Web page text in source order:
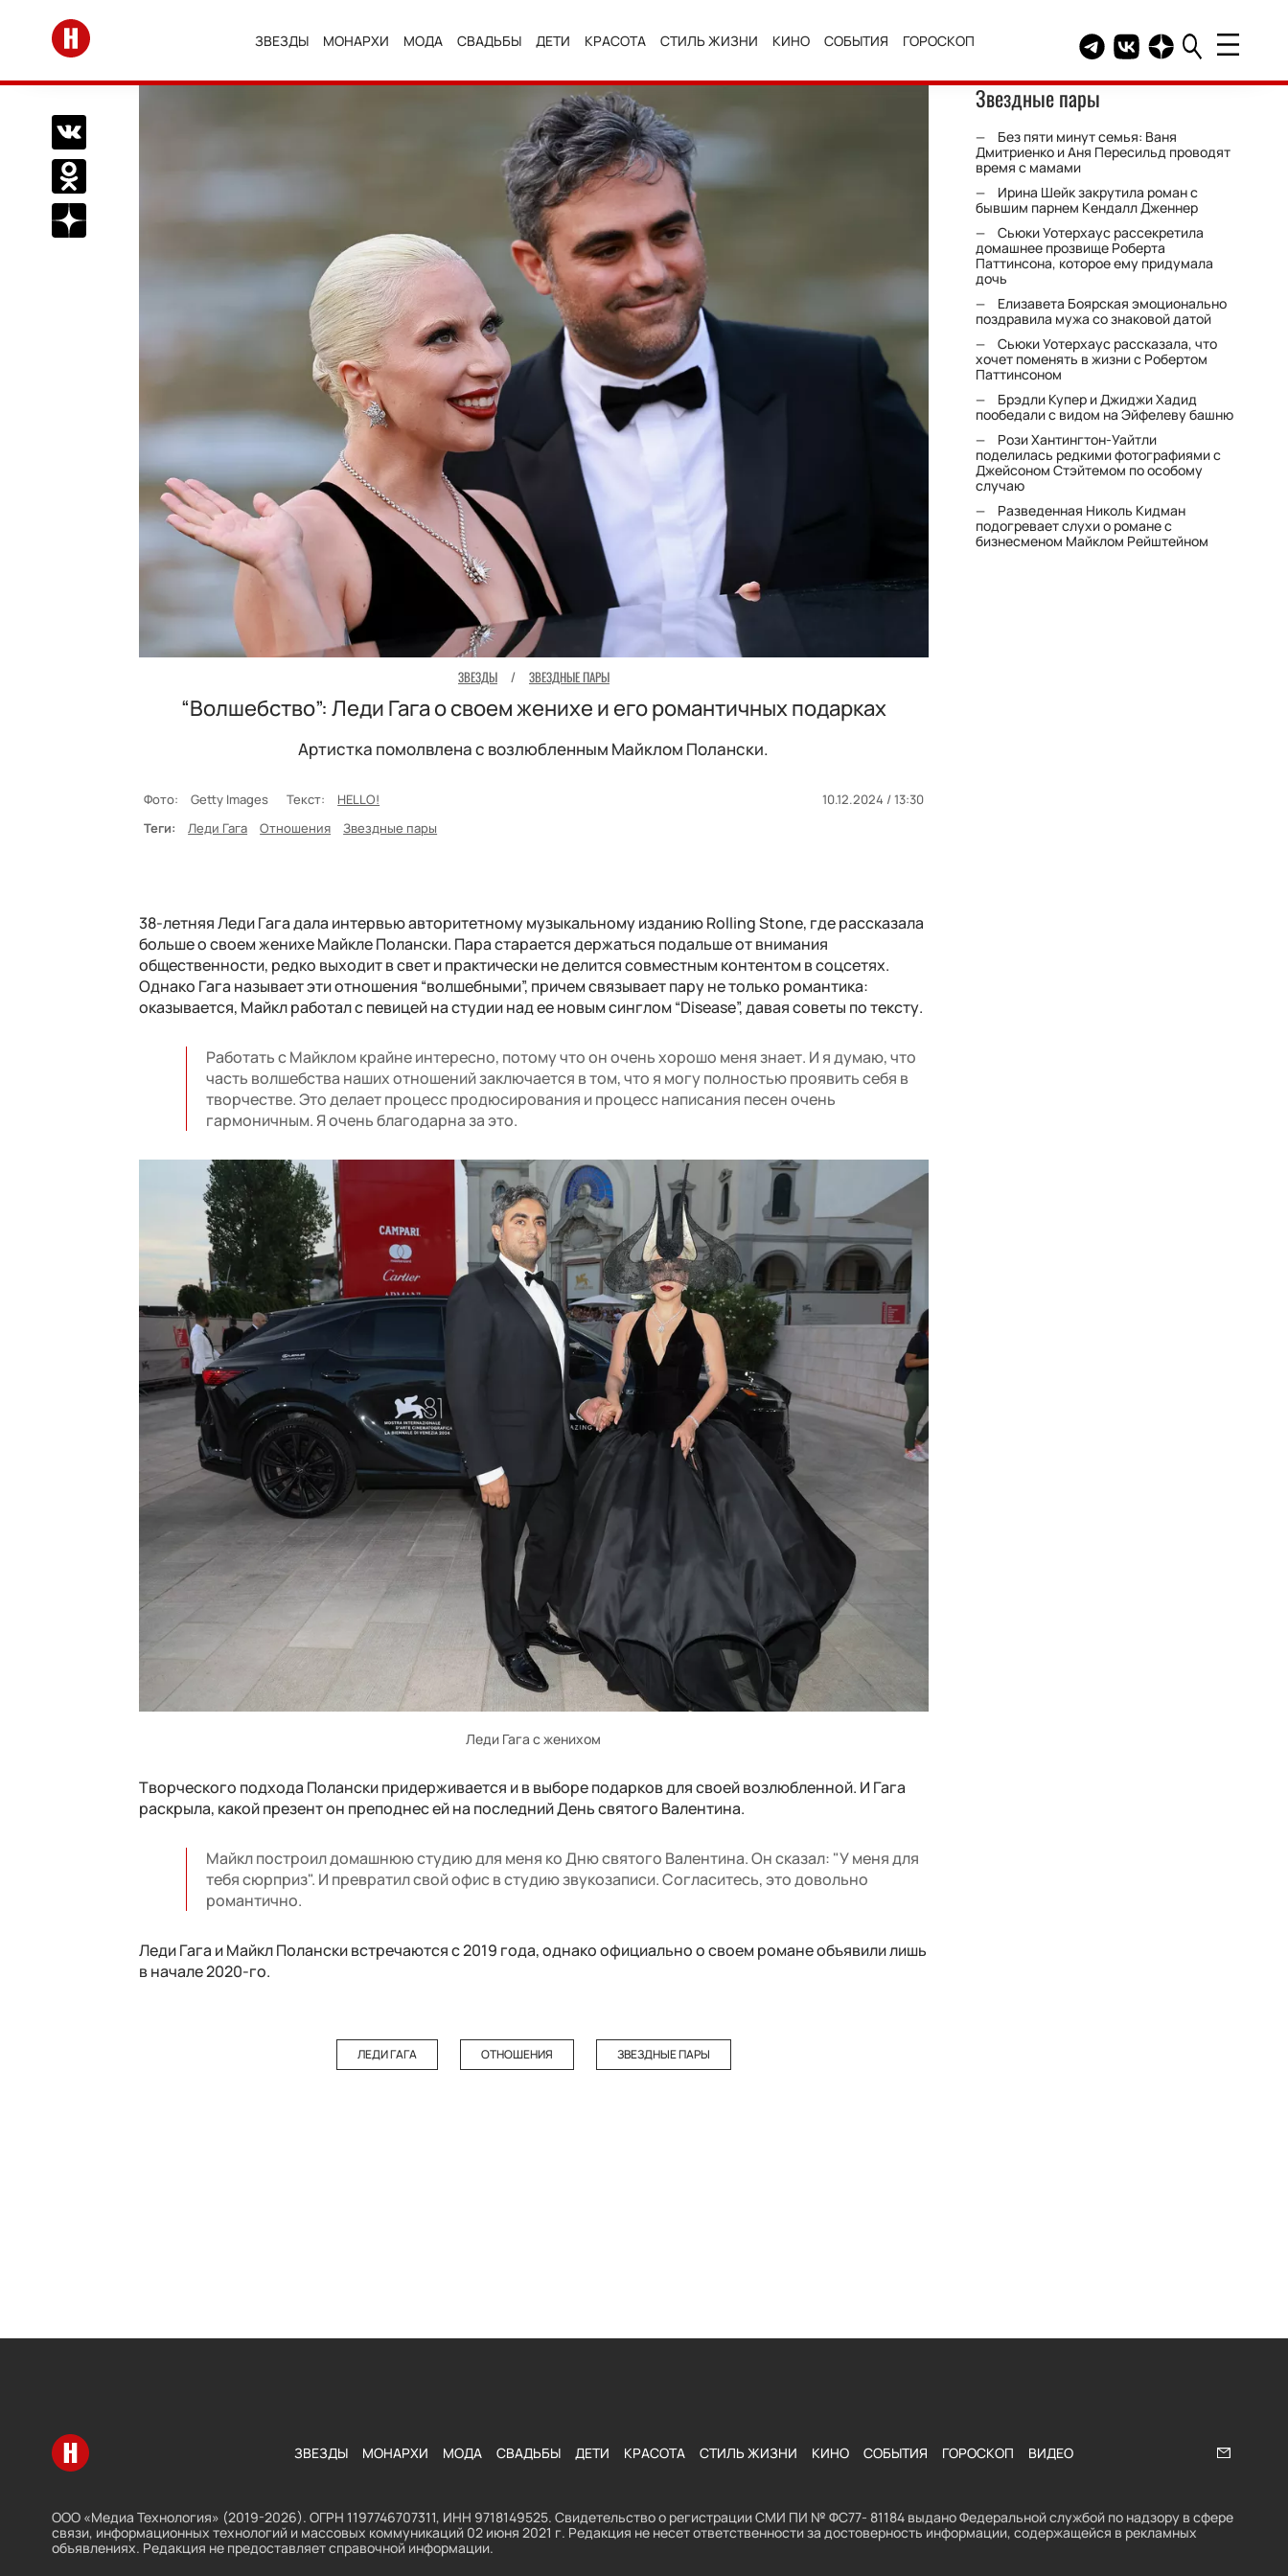
Перейти на главную
ЗВЕЗДЫ МОНАРХИ МОДА СВАДЬБЫ ДЕТИ КРАСОТА СТИЛЬ ЖИЗНИ КИНО СОБЫТИЯ ГОРОСКОП Telegram канал HELLO
Группа HELLO
Канал HELLO в
Поделиться Вконтакте
Поделиться в Одноклассниках
Подписаться на нас в Дзен
ЗВЕЗДЫ / ЗВЕЗДНЫЕ ПАРЫ
“Волшебство”: Леди Гага о своем женихе и его романтичных подарках
Артистка помолвлена с возлюбленным Майклом Полански.
Фото: Getty Images Текст: HELLO!
10.12.2024 / 13:30
Теги:
Леди Гага Отношения Звездные пары
38-летняя Леди Гага дала интервью авторитетному музыкальному изданию Rolling Stone, где рассказала
больше о своем женихе Майкле Полански. Пара старается держаться подальше от внимания
общественности, редко выходит в свет и практически не делится совместным контентом в соцсетях.
Однако Гага называет эти отношения “волшебными”, причем связывает пару не только романтика:
оказывается, Майкл работал с певицей на студии над ее новым синглом “Disease”, давая советы по тексту.
Работать с Майклом крайне интересно, потому что он очень хорошо меня знает. И я думаю, что
часть волшебства наших отношений заключается в том, что я могу полностью проявить себя в
творчестве. Это делает процесс продюсирования и процесс написания песен очень
гармоничным. Я очень благодарна за это.
Леди Гага с женихом
Творческого подхода Полански придерживается и в выборе подарков для своей возлюбленной. И Гага
раскрыла, какой презент он преподнес ей на последний День святого Валентина.
Майкл построил домашнюю студию для меня ко Дню святого Валентина. Он сказал: "У меня для
тебя сюрприз". И превратил свой офис в студию звукозаписи. Согласитесь, это довольно
романтично.
Леди Гага и Майкл Полански встречаются с 2019 года, однако официально о своем романе объявили лишь
в начале 2020-го.
ЛЕДИ ГАГА ОТНОШЕНИЯ ЗВЕЗДНЫЕ ПАРЫ
Звездные пары
Без пяти минут семья: Ваня
Дмитриенко и Аня Пересильд проводят
время с мамами
Ирина Шейк закрутила роман с
бывшим парнем Кендалл Дженнер
Сьюки Уотерхаус рассекретила
домашнее прозвище Роберта
Паттинсона, которое ему придумала
дочь
Елизавета Боярская эмоционально
поздравила мужа со знаковой датой
Сьюки Уотерхаус рассказала, что
хочет поменять в жизни с Робертом
Паттинсоном
Брэдли Купер и Джиджи Хадид
пообедали с видом на Эйфелеву башню
Рози Хантингтон-Уайтли
поделилась редкими фотографиями с
Джейсоном Стэйтемом по особому
случаю
Разведенная Николь Кидман
подогревает слухи о романе с
бизнесменом Майклом Рейштейном
Перейти на главную ЗВЕЗДЫ МОНАРХИ МОДА СВАДЬБЫ ДЕТИ КРАСОТА СТИЛЬ ЖИЗНИ КИНО СОБЫТИЯ ГОРОСКОП ВИДЕО
ООО «Медиа Технология» (2019-2026). ОГРН 1197746707311, ИНН 9718149525. Свидетельство о регистрации СМИ ПИ № ФС77- 81184 выдано Федеральной службой по надзору в сфере
связи, информационных технологий и массовых коммуникаций 02 июня 2021 г. Редакция не несет ответственности за достоверность информации, содержащейся в рекламных
объявлениях. Редакция не предоставляет справочной информации.